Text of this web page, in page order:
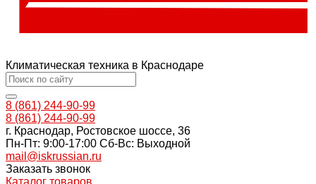
Климатическая техника в Краснодаре
8 (861) 244-90-99
8 (861) 244-90-99
г. Краснодар, Ростовское шоссе, 36
Пн-Пт: 9:00-17:00 Cб-Вс: Выходной
mail@iskrussian.ru
Заказать звонок
Каталог товаров